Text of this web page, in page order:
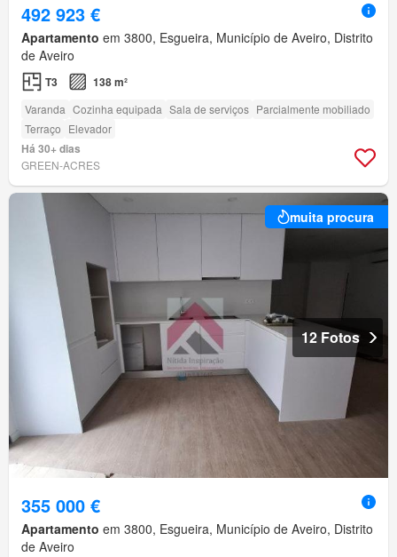
492 923 €
Apartamento em 3800, Esgueira, Município de Aveiro, Distrito
de Aveiro
T3 138 m²
Varanda Cozinha equipada Sala de serviços Parcialmente mobiliado
Terraço Elevador
Há 30+ dias
GREEN-ACRES
muita procura
12 Fotos
355 000 €
Apartamento em 3800, Esgueira, Município de Aveiro, Distrito
de Aveiro